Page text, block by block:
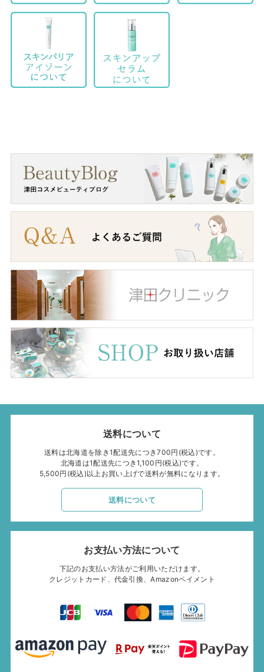
送料について
送料は北海道を除き1配送先につき700円(税込)です。
北海道は1配送先につき1,100円(税込)です。
5,500円(税込)以上お買い上げで送料が無料になります。
送料について
お支払い方法について
下記のお支払い方法がご利用いただけます。
クレジットカード、代金引換、Amazonペイメント